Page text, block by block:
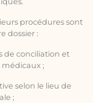
procédures sont
dossier :
de conciliation et
;
selon le lieu de
;